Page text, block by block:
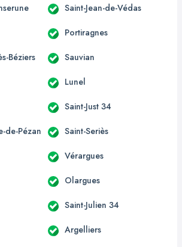
Saint-Jean-de-Védas
Portiragnes
Béziers Sauvian
Lunel
Saint-Just 34
de-Pézan Saint-Seriès
Vérargues
Olargues
Saint-Julien 34
Argelliers